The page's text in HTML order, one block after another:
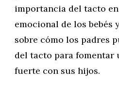
importancia del tacto
emocional de los bebés
sobre cómo los padres
del tacto para fomentar
fuerte con sus hijos.